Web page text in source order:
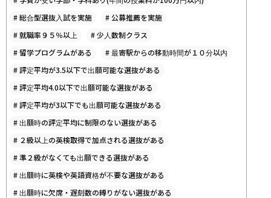
#総合型選抜入試を実施 #公募推薦を実施
#就職率９５％以上 #少人数制クラス
#留学プログラムがある #最寄駅からの移動時間が１０分以内
#評定平均が3.5以下で出願可能な選抜がある
#評定平均4.0以下で出願可能な選抜がある
#評定平均が3以下でも出願可能な選抜がある
#出願時の評定平均に制限のない選抜がある
# ２級以上の英検取得で加点される選抜がある
#準２級がなくても出願できる選抜がある
#出願時に英検や英語資格が不要な選抜がある
#出願時に欠席・遅刻数の縛りがない選抜がある